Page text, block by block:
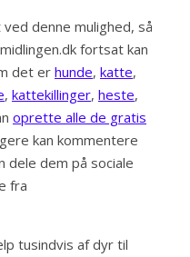
denne mulighed, så
fortsat kan
det er hunde, katte,
, kattekillinger, heste,
oprette alle de gratis
kan kommentere
dele dem på sociale
fra
tusindvis af dyr til